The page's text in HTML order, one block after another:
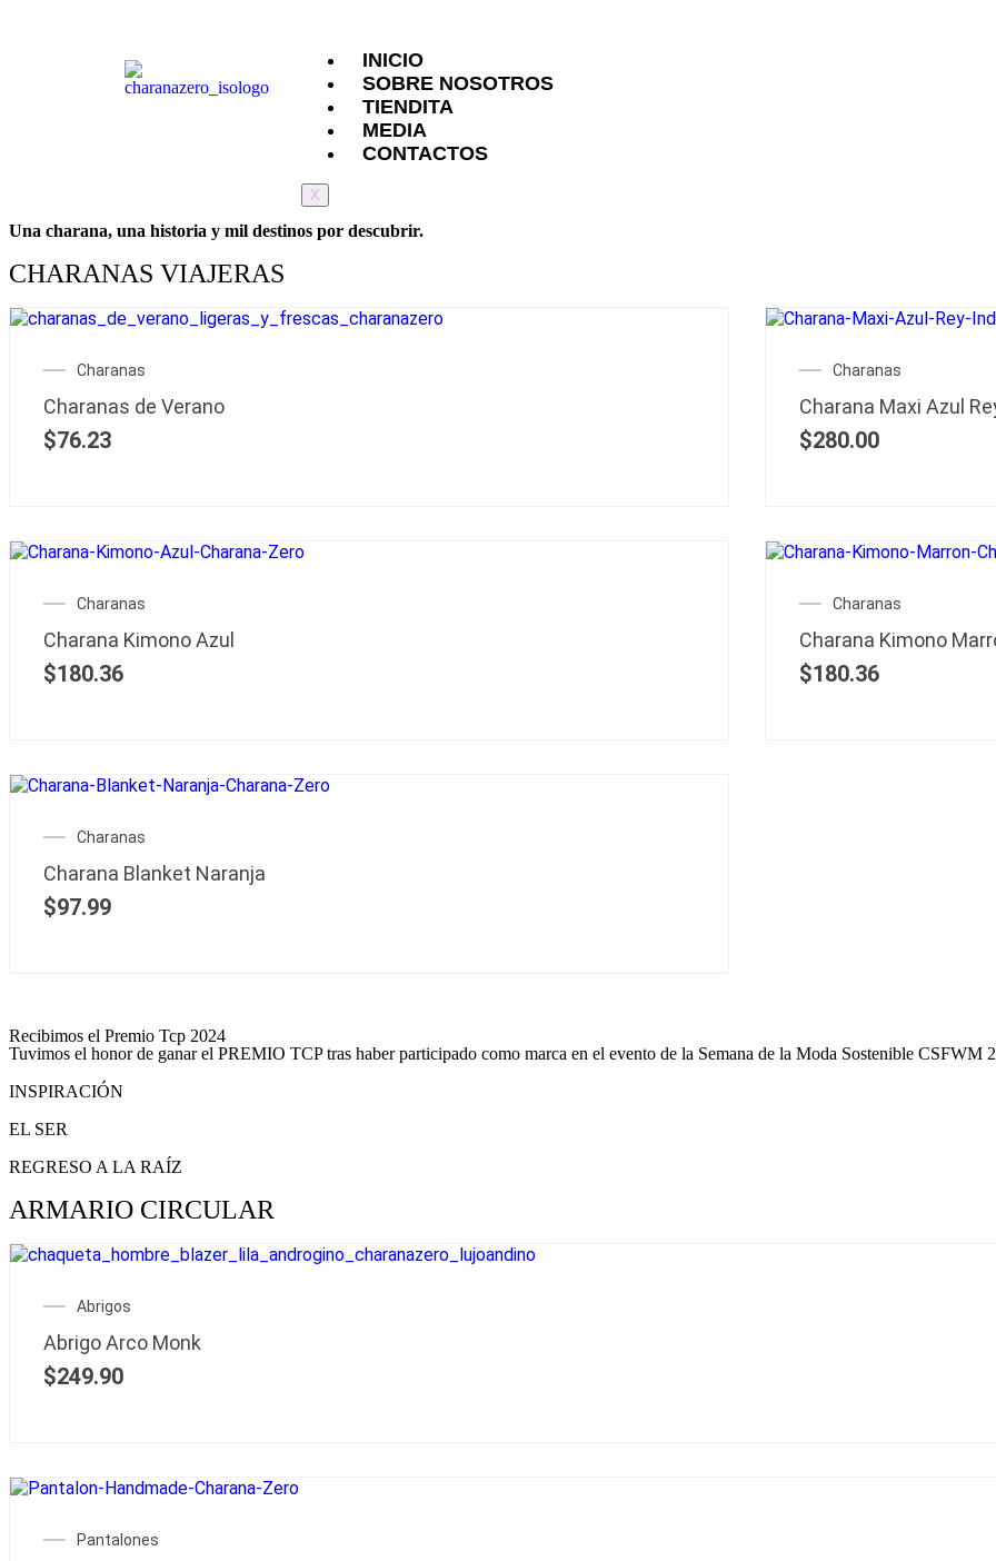
INICIO
SOBRE NOSOTROS
TIENDITA
MEDIA
CONTACTOS
X
Una charana, una historia y mil destinos por descubrir.
CHARANAS VIAJERAS
Charanas
Charanas de Verano
$76.23
Charanas
Charana Maxi Azul
$280.00
Charanas
Charana Kimono Azul
$180.36
Charanas
Charana Kimono
$180.36
Charanas
Charana Blanket Naranja
$97.99
Recibimos el Premio Tcp 2024
Tuvimos el honor de ganar el PREMIO TCP tras haber participado como marca en el evento de la Semana de la Moda Sostenible
INSPIRACIÓN
EL SER
REGRESO A LA RAÍZ
ARMARIO CIRCULAR
Abrigos
Abrigo Arco Monk
$249.90
Pantalones